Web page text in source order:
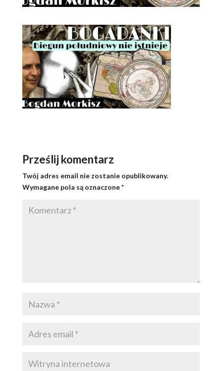
Prześlij komentarz
Twój adres email nie zostanie opublikowany.
Wymagane pola są oznaczone*